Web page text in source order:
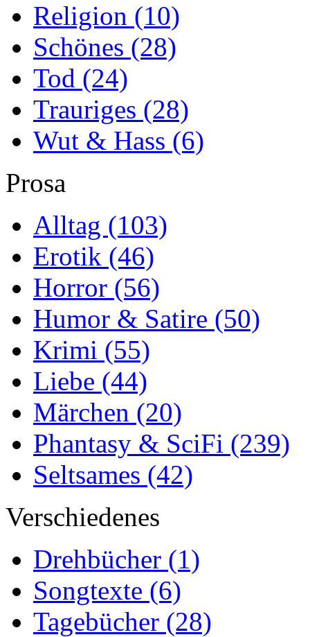
Religion (10)
Schönes (28)
Tod (24)
Trauriges (28)
Wut & Hass (6)
Prosa
Alltag (103)
Erotik (46)
Horror (56)
Humor & Satire (50)
Krimi (55)
Liebe (44)
Märchen (20)
Phantasy & SciFi (239)
Seltsames (42)
Verschiedenes
Drehbücher (1)
Songtexte (6)
Tagebücher (28)